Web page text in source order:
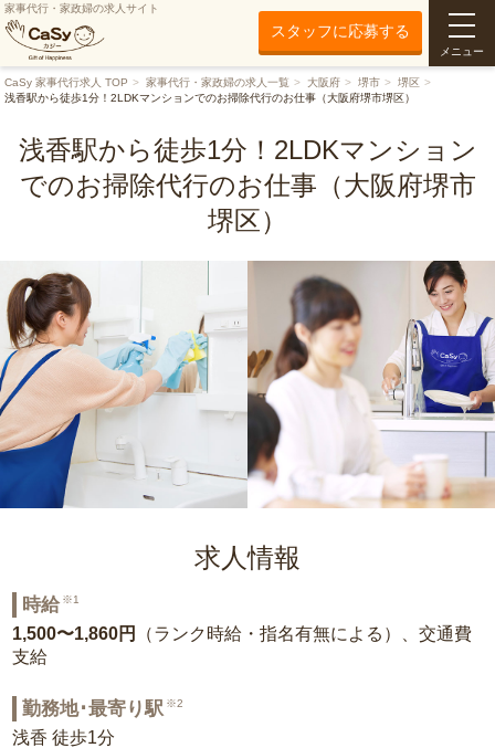
家事代行・家政婦の求人サイト
スタッフに応募する
メニュー
CaSy 家事代行求人 TOP 家事代行・家政婦の求人一覧 大阪府 堺市
堺区
浅香駅から徒歩1分！2LDKマンションでのお掃除代行のお仕事（大阪府堺市堺区）
浅香駅から徒歩1分！2LDKマンション
でのお掃除代行のお仕事（大阪府堺市
堺区）
求人情報
時給 ※1
1,500〜1,860円
（ランク時給・指名有無による）、交通費
支給
勤務地･最寄り駅 ※2
浅香 徒歩1分